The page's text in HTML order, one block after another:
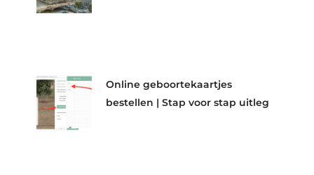
Online geboortekaartjes
bestellen | Stap voor stap uitleg